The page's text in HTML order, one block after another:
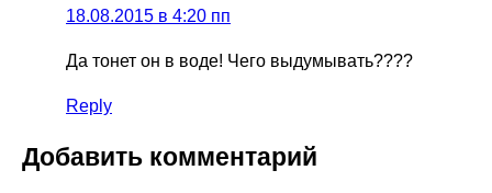
18.08.2015 в 4:20 пп
Да тонет он в воде! Чего выдумывать????
Reply
Добавить комментарий